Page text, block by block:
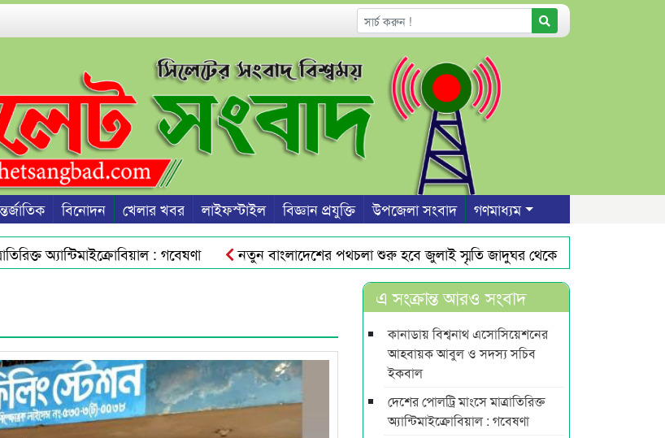
বিনোদন খেলার খবর লাইফস্টাইল বিজ্ঞান প্রযুক্তি উপজেলা সংবাদ গণমাধ্যম
অ্যান্টিমাইক্রোবিয়াল : গবেষণা নতুন বাংলাদেশের পথচলা শুরু হবে জুলাই স্মৃতি জাদুঘর থেকে : ড. ইউনূস
চেষ্টা সিলেটে অনলাইন জুয়া চক্রের ৭ সদস্য গ্রেফতার মালয়েশিয়ায় সহকর্মীদের সংঘর্ষের জেরে ৩
এ সংক্রান্ত আরও সংবাদ
কানাডায় বিশ্বনাথ এসোসিয়েশনের
আহবায়ক আবুল ও সদস্য সচিব
ইকবাল
দেশের পোলট্রি মাংসে মাত্রাতিরিক্ত
অ্যান্টিমাইক্রোবিয়াল : গবেষণা